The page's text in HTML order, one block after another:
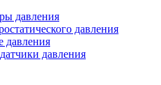
давления
давления
давления
давления